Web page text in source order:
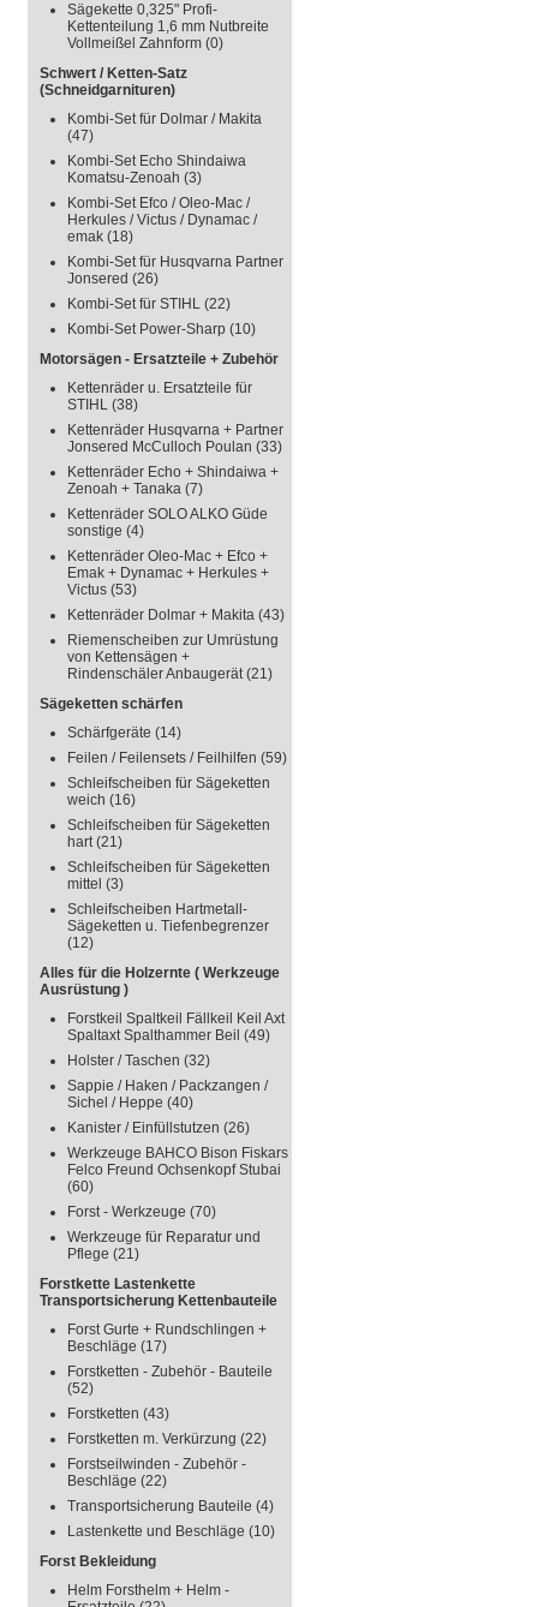
Sägekette 0,325" Profi-
Kettenteilung 1,6 mm Nutbreite
Vollmeißel Zahnform (0)
Schwert / Ketten-Satz
(Schneidgarnituren)
Kombi-Set für Dolmar / Makita
(47)
Kombi-Set Echo Shindaiwa
Komatsu-Zenoah (3)
Kombi-Set Efco / Oleo-Mac /
Herkules / Victus / Dynamac /
emak (18)
Kombi-Set für Husqvarna Partner
Jonsered (26)
Kombi-Set für STIHL (22)
Kombi-Set Power-Sharp (10)
Motorsägen - Ersatzteile + Zubehör
Kettenräder u. Ersatzteile für
STIHL (38)
Kettenräder Husqvarna + Partner
Jonsered McCulloch Poulan (33)
Kettenräder Echo + Shindaiwa +
Zenoah + Tanaka (7)
Kettenräder SOLO ALKO Güde
sonstige (4)
Kettenräder Oleo-Mac + Efco +
Emak + Dynamac + Herkules +
Victus (53)
Kettenräder Dolmar + Makita (43)
Riemenscheiben zur Umrüstung
von Kettensägen +
Rindenschäler Anbaugerät(21)
Sägeketten schärfen
Schärfgeräte (14)
Feilen / Feilensets / Feilhilfen (59)
Schleifscheiben für Sägeketten
weich (16)
Schleifscheiben für Sägeketten
hart(21)
Schleifscheiben für Sägeketten
mittel (3)
Schleifscheiben Hartmetall-
Sägeketten u. Tiefenbegrenzer
(12)
Alles für die Holzernte ( Werkzeuge
Ausrüstung )
Forstkeil Spaltkeil Fällkeil Keil Axt
Spaltaxt Spalthammer Beil (49)
Holster / Taschen (32)
Sappie / Haken / Packzangen /
Sichel / Heppe (40)
Kanister / Einfüllstutzen (26)
Werkzeuge BAHCO Bison Fiskars
Felco Freund Ochsenkopf Stubai
(60)
Forst - Werkzeuge (70)
Werkzeuge für Reparatur und
Pflege (21)
Forstkette Lastenkette
Transportsicherung Kettenbauteile
Forst Gurte + Rundschlingen +
Beschläge (17)
Forstketten - Zubehör - Bauteile
(52)
Forstketten (43)
Forstketten m. Verkürzung (22)
Forstseilwinden - Zubehör -
Beschläge (22)
Transportsicherung Bauteile (4)
Lastenkette und Beschläge (10)
Forst Bekleidung
Helm Forsthelm + Helm -